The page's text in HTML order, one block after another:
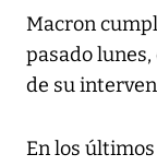
Macron
pasado
de su
En los